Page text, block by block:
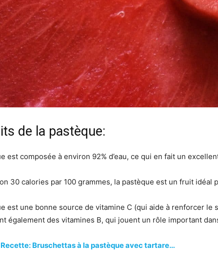
de la pastèque:
est composée à environ 92% d’eau, ce qui en fait un
30 calories par 100 grammes, la pastèque est un fruit
est une bonne source de vitamine C (qui aide à renforcer
également des vitamines B, qui jouent un rôle important
Recette: Bruschettas à la pastèque avec tartare…